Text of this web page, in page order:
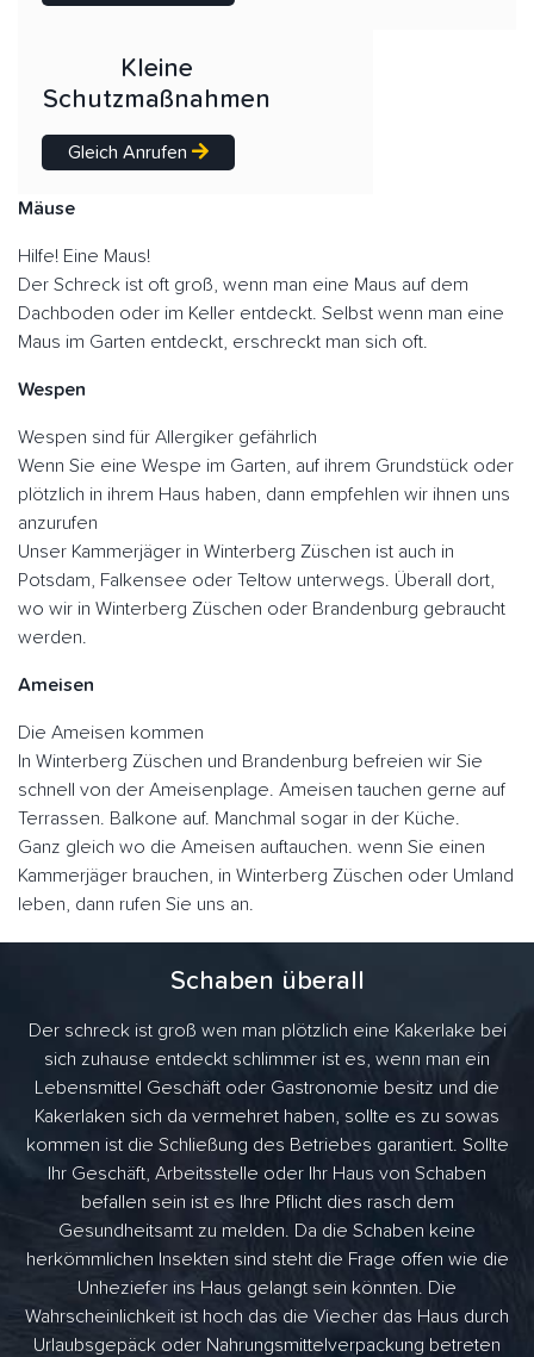
Kleine
Schutzmaßnahmen
Gleich Anrufen
Mäuse
Hilfe! Eine Maus!
Der Schreck ist oft groß, wenn man eine Maus auf dem
Dachboden oder im Keller entdeckt. Selbst wenn man eine
Maus im Garten entdeckt, erschreckt man sich oft.
Wespen
Wespen sind für Allergiker gefährlich
Wenn Sie eine Wespe im Garten, auf ihrem Grundstück oder
plötzlich in ihrem Haus haben, dann empfehlen wir ihnen uns
anzurufen
Unser Kammerjäger in Winterberg Züschen ist auch in
Potsdam, Falkensee oder Teltow unterwegs. Überall dort,
wo wir in Winterberg Züschen oder Brandenburg gebraucht
werden.
Ameisen
Die Ameisen kommen
In Winterberg Züschen und Brandenburg befreien wir Sie
schnell von der Ameisenplage. Ameisen tauchen gerne auf
Terrassen. Balkone auf. Manchmal sogar in der Küche.
Ganz gleich wo die Ameisen auftauchen. wenn Sie einen
Kammerjäger brauchen, in Winterberg Züschen oder Umland
leben, dann rufen Sie uns an.
Schaben überall
Der schreck ist groß wen man plötzlich eine Kakerlake bei
sich zuhause entdeckt schlimmer ist es, wenn man ein
Lebensmittel Geschäft oder Gastronomie besitz und die
Kakerlaken sich da vermehret haben, sollte es zu sowas
kommen ist die Schließung des Betriebes garantiert. Sollte
Ihr Geschäft, Arbeitsstelle oder Ihr Haus von Schaben
befallen sein ist es Ihre Pflicht dies rasch dem
Gesundheitsamt zu melden. Da die Schaben keine
herkömmlichen Insekten sind steht die Frage offen wie die
Unheziefer ins Haus gelangt sein könnten. Die
Wahrscheinlichkeit ist hoch das die Viecher das Haus durch
Urlaubsgepäck oder Nahrungsmittelverpackung betreten